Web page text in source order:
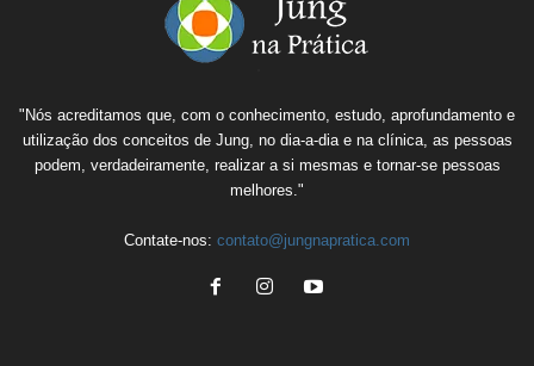
"Nós acreditamos que, com o conhecimento, estudo, aprofundamento e
utilização dos conceitos de Jung, no dia-a-dia e na clínica, as pessoas
podem, verdadeiramente, realizar a si mesmas e tornar-se pessoas
melhores."
Contate-nos: contato@jungnapratica.com